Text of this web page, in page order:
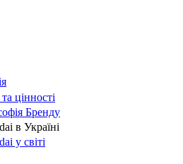
цінності
Бренду
в Україні
у світі